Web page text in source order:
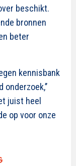
beschikt.
bronnen
beter
kennisbank
juist heel
op voor onze